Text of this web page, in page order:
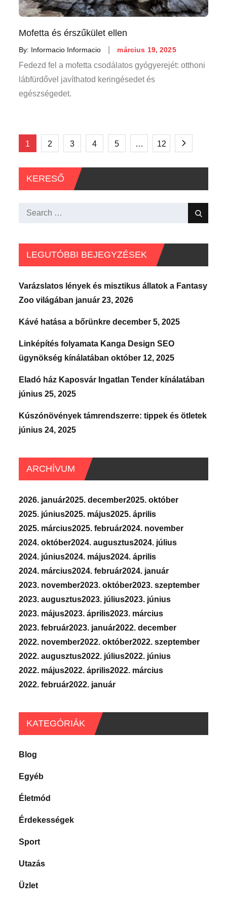
Mofetta és érszűkület ellen
By: Informacio Informacio
Posted
on
március 19, 2025
Fedezd fel a mofetta csodálatos gyógyerejét: otthoni
lábfürdővel javíthatod keringésedet és
egészségedet.
Bejegyzések
lapozása
1 2 3 4 5 … 12
KERESŐ
Search
Search
LEGUTÓBBI BEJEGYZÉSEK
Varázslatos lények és misztikus állatok a Fantasy
Zoo világában január 23, 2026
Kávé hatása a bőrünkre december 5, 2025
Linképítés folyamata Kanga Design SEO
ügynökség kínálatában október 12, 2025
Eladó ház Kaposvár Ingatlan Tender kínálatában
június 25, 2025
Kúszónövények támrendszerre: tippek és ötletek
június 24, 2025
ARCHÍVUM
2026. január2025. december2025. október
2025. június2025. május2025. április
2025. március2025. február2024. november
2024. október2024. augusztus2024. július
2024. június2024. május2024. április
2024. március2024. február2024. január
2023. november2023. október2023. szeptember
2023. augusztus2023. július2023. június
2023. május2023. április2023. március
2023. február2023. január2022. december
2022. november2022. október2022. szeptember
2022. augusztus2022. július2022. június
2022. május2022. április2022. március
2022. február2022. január
KATEGÓRIÁK
Blog
Egyéb
Életmód
Érdekességek
Sport
Utazás
Üzlet